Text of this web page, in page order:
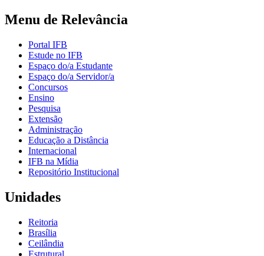
Menu de Relevância
Portal IFB
Estude no IFB
Espaço do/a Estudante
Espaço do/a Servidor/a
Concursos
Ensino
Pesquisa
Extensão
Administração
Educação a Distância
Internacional
IFB na Mídia
Repositório Institucional
Unidades
Reitoria
Brasília
Ceilândia
Estrutural